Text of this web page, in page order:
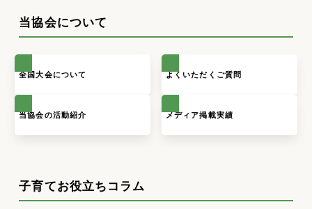
当協会について
全国大会について よくいただくご質問
当協会の活動紹介 メディア掲載実績
子育てお役立ちコラム